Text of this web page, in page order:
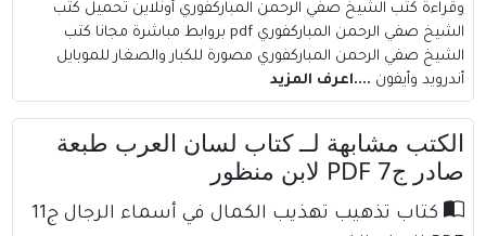
وقراءة كتب الشيخ صفي الرحمن المباركفوري أونلاين تحميل كتب
الشيخ صفي الرحمن المباركفوري pdf بروابط مباشرة مجانا كتب
الشيخ صفي الرحمن المباركفوري مصورة للكبار والصغار للموبايل
أندرويد وأيفون ....اعرف المزيد
الكتب مشابهة لــ كتاب لسان العرب طبعة
صادر ج7 PDF لابن منظور
كتاب تذهيب تهذيب الكمال في أسماء الرجال ج11